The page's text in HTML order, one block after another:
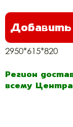
Добавить
2950*615*820
Регион
всему